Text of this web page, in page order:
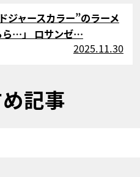
ジャースカラー”のラーメ
ら…」 ロサンゼ…
2025.11.30
記事